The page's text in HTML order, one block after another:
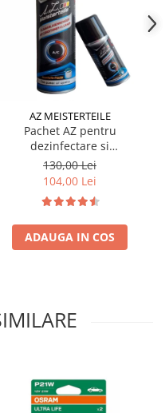
AZ MEISTERTEILE
Pachet AZ pentru
dezinfectare si
improspatare instalatie
auto AC
130,00 Lei
104,00 Lei
ADAUGA IN COS